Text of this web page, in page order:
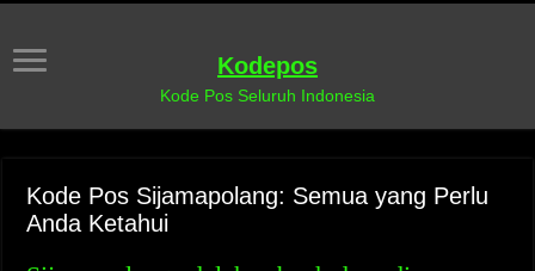
Kodepos
Kode Pos Seluruh Indonesia
Kode Pos Sijamapolang: Semua yang Perlu
Anda Ketahui